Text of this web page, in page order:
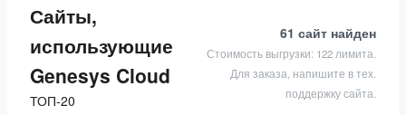
Сайты,
использующие
Genesys Cloud
ТОП-20
61 сайт найден
Стоимость выгрузки: 122 лимита.
Для заказа, напишите в тех.
поддержку сайта.